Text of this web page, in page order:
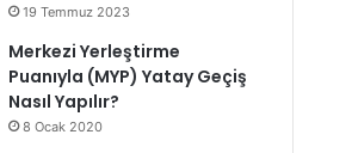
19 Temmuz 2023
Merkezi Yerleştirme
Puanıyla (MYP) Yatay Geçiş
Nasıl Yapılır?
8 Ocak 2020